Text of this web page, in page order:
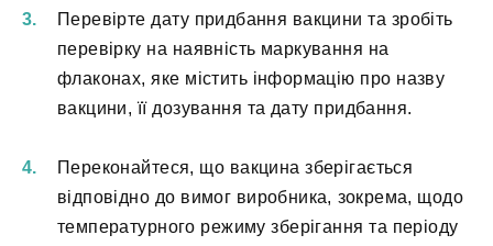
Перевірте дату придбання вакцини та зробіть
перевірку на наявність маркування на
флаконах, яке містить інформацію про назву
вакцини, її дозування та дату придбання.
Переконайтеся, що вакцина зберігається
відповідно до вимог виробника, зокрема, щодо
температурного режиму зберігання та періоду